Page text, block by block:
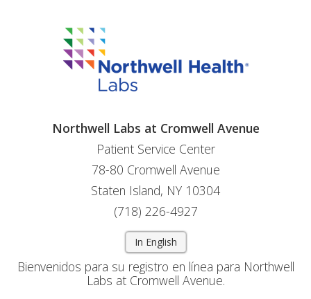
Northwell Labs at Cromwell Avenue
Patient Service Center
78-80 Cromwell Avenue
Staten Island, NY 10304
(718) 226-4927
In English
Bienvenidos para su registro en línea para Northwell
Labs at Cromwell Avenue.